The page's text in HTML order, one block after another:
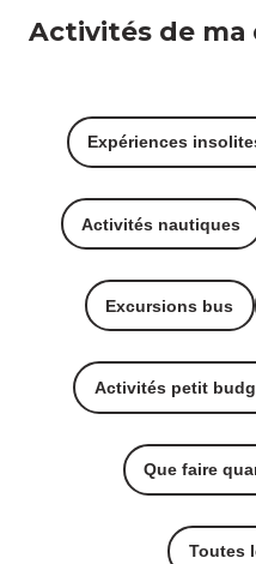
Activités de
Expériences
Activités nautiques
Excursions bus
Activités petit
Que faire
Toutes